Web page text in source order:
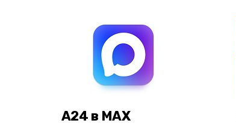
А24 в MAX